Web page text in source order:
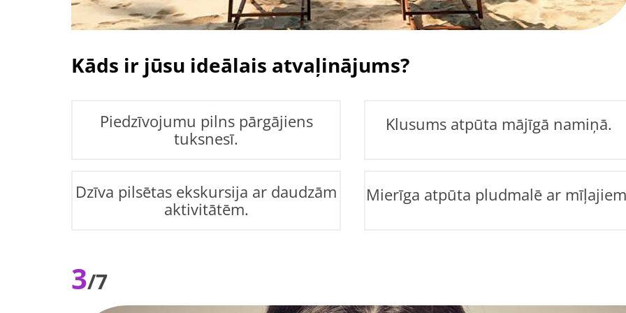
Kāds ir jūsu ideālais atvaļinājums?
Piedzīvojumu pilns pārgājiens
tuksnesī.
Klusums atpūta mājīgā namiņā.
Dzīva pilsētas ekskursija ar daudzām
aktivitātēm.
Mierīga atpūta pludmalē ar
3/7